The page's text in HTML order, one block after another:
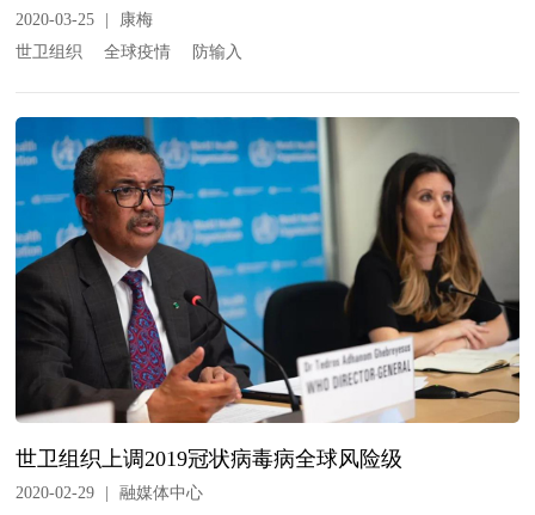
2020-03-25
康梅
世卫组织
全球疫情 防输入
世卫组织上调2019冠状病毒病全球风险级
2020-02-29
融媒体中心